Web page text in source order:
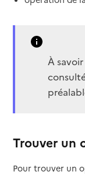
À
Trouver un
Pour trouver un